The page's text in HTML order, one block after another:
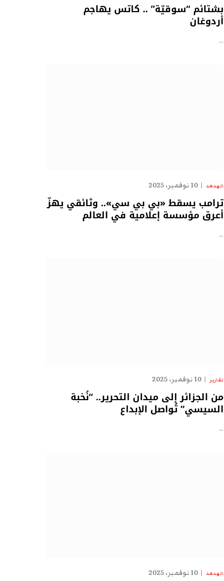
بشتائم “سوقيّة” .. كاتس يهاجم
أردوغان
…
الهدهد 10 نوفمبر، 2025
ترامب يسقط «بي بي سي».. وثائقي يهزّ
أعرق مؤسسة إعلامية في العالم
…
تقارير 10 نوفمبر، 2025
من الجزائر إلى ميدان التحرير.. “نُخبة
السيسي” تُواصل الإبداع
…
الهدهد 10 نوفمبر، 2025